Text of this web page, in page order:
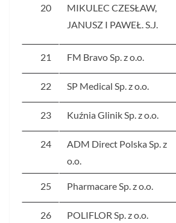
20
MIKULEC CZESŁAW,
JANUSZ I PAWEŁ. S.J.
21 FM Bravo Sp. z o.o.
22 SP Medical Sp. z o.o.
23 Kuźnia Glinik Sp. z o.o.
24
ADM Direct Polska Sp. z
o.o.
25 Pharmacare Sp. z o.o.
26 POLIFLOR Sp. z o.o.